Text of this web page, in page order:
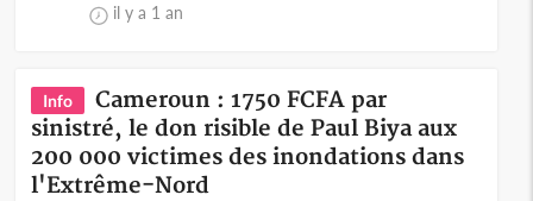
il y a 1 an
Info
Cameroun : 1750 FCFA par
sinistré, le don risible de Paul Biya aux
200 000 victimes des inondations dans
l'Extrême-Nord